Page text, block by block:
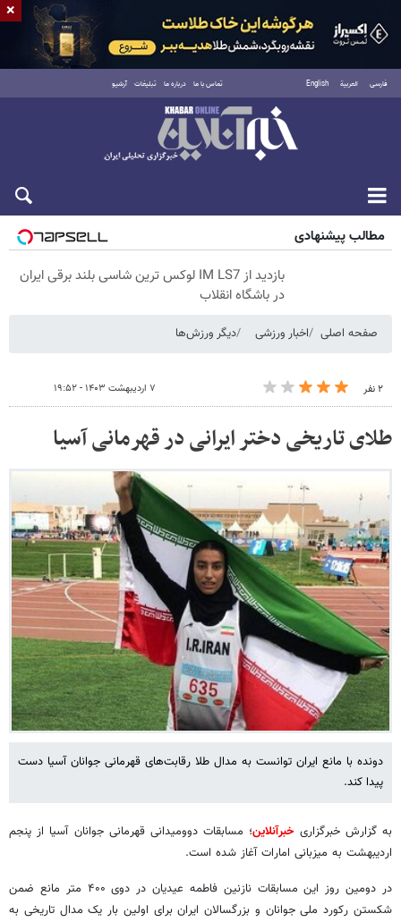
فارسی العربية English تماس با ما درباره ما تبلیغات آرشیو
پنجشنبه ۱۵ مرداد ۱۴۰۵
مطالب پیشنهادی
بازدید از IM LS7 لوکس ترین شاسی بلند برقی ایران
در باشگاه انقلاب
صفحه اصلی اخبار ورزشی دیگر ورزش‌ها
۲ نفر ۷ اردیبهشت ۱۴۰۳ - ۱۹:۵۲
طلای تاریخی دختر ایرانی در قهرمانی آسیا
دونده با مانع ایران توانست به مدال طلا رقابت‌های قهرمانی جوانان آسیا دست
پیدا کند.
به گزارش خبرگزاریخبرآنلاین؛ مسابقات دوومیدانی قهرمانی جوانان آسیا از پنجم
اردیبهشت به میزبانی امارات آغاز شده است.
در دومین روز این مسابقات نازنین فاطمه عیدیان در دوی ۴۰۰ متر مانع ضمن
شکستن رکورد ملی جوانان و بزرگسالان ایران برای اولین بار یک مدال تاریخی به
×